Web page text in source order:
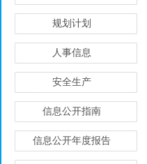
规划计划
人事信息
安全生产
信息公开指南
信息公开年度报告